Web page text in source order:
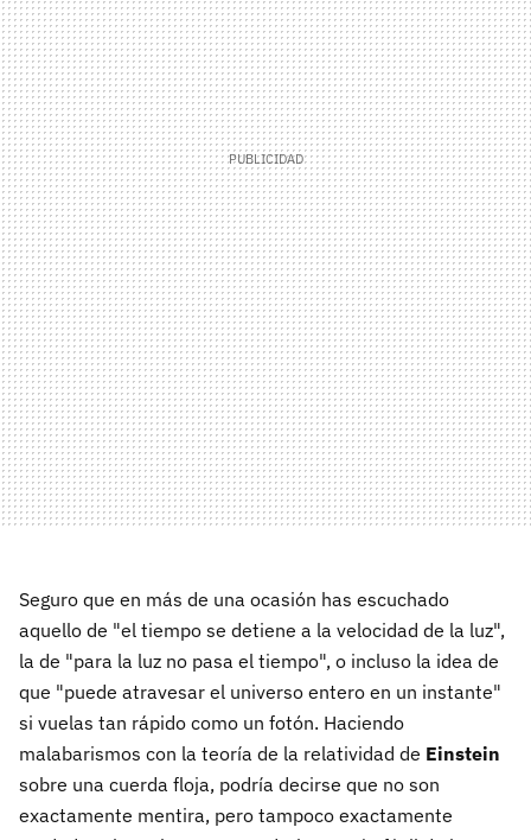
Seguro que en más de una ocasión has escuchado
aquello de "el tiempo se detiene a la velocidad de la luz",
la de "para la luz no pasa el tiempo", o incluso la idea de
que "puede atravesar el universo entero en un instante"
si vuelas tan rápido como un fotón. Haciendo
malabarismos con la teoría de la relatividad de Einstein
sobre una cuerda floja, podría decirse que no son
exactamente mentira, pero tampoco exactamente